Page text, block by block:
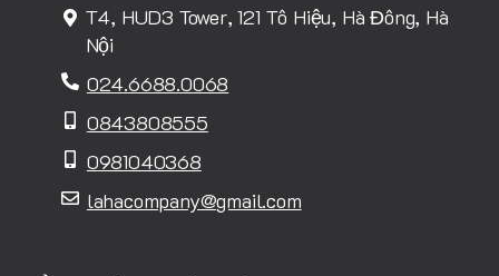
T4, HUD3 Tower, 121 Tô Hiệu, Hà Đông, Hà
Nội
024.6688.0068
0843808555
0981040368
lahacompany@gmail.com